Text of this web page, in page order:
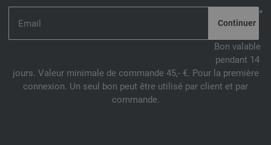
*
Bon valable
pendant 14
jours. Valeur minimale de commande 45,- €. Pour la première
connexion. Un seul bon peut être utilisé par client et par
commande.